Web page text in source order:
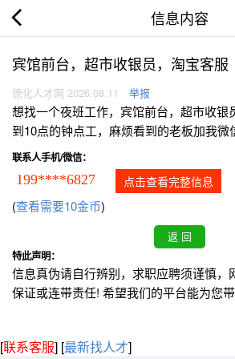
信息内容
宾馆前台，超市收银员，淘宝客服
德化人才网 2026.08.11 举报
想找一个夜班工作，宾馆前台，超市收银
到10点的钟点工，麻烦看到的老板加我
联系人手机/微信：
199****6827 点击查看完整信息
(查看需要10金币)
特此声明：
信息真伪请自行辨别，求职应聘须谨慎，
保证或连带责任! 希望我们的平台能为您带
[联系客服] [最新找人才]